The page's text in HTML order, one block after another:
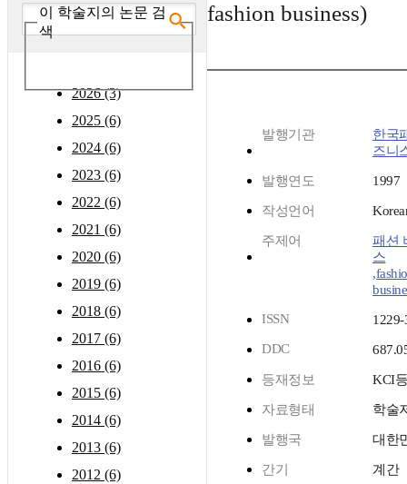
이 학술지의 논문 검
색
2026 (3)
2025 (6)
2024 (6)
2023 (6)
2022 (6)
2021 (6)
2020 (6)
2019 (6)
2018 (6)
2017 (6)
2016 (6)
2015 (6)
2014 (6)
2013 (6)
2012 (6)
fashion business)
발행기관
한국
즈니
발행연도 1997
작성언어
주제어
패션
스
ISSN
1229-
DDC
등재정보 KCI
자료형태 학술
발행국 대한
간기 계간